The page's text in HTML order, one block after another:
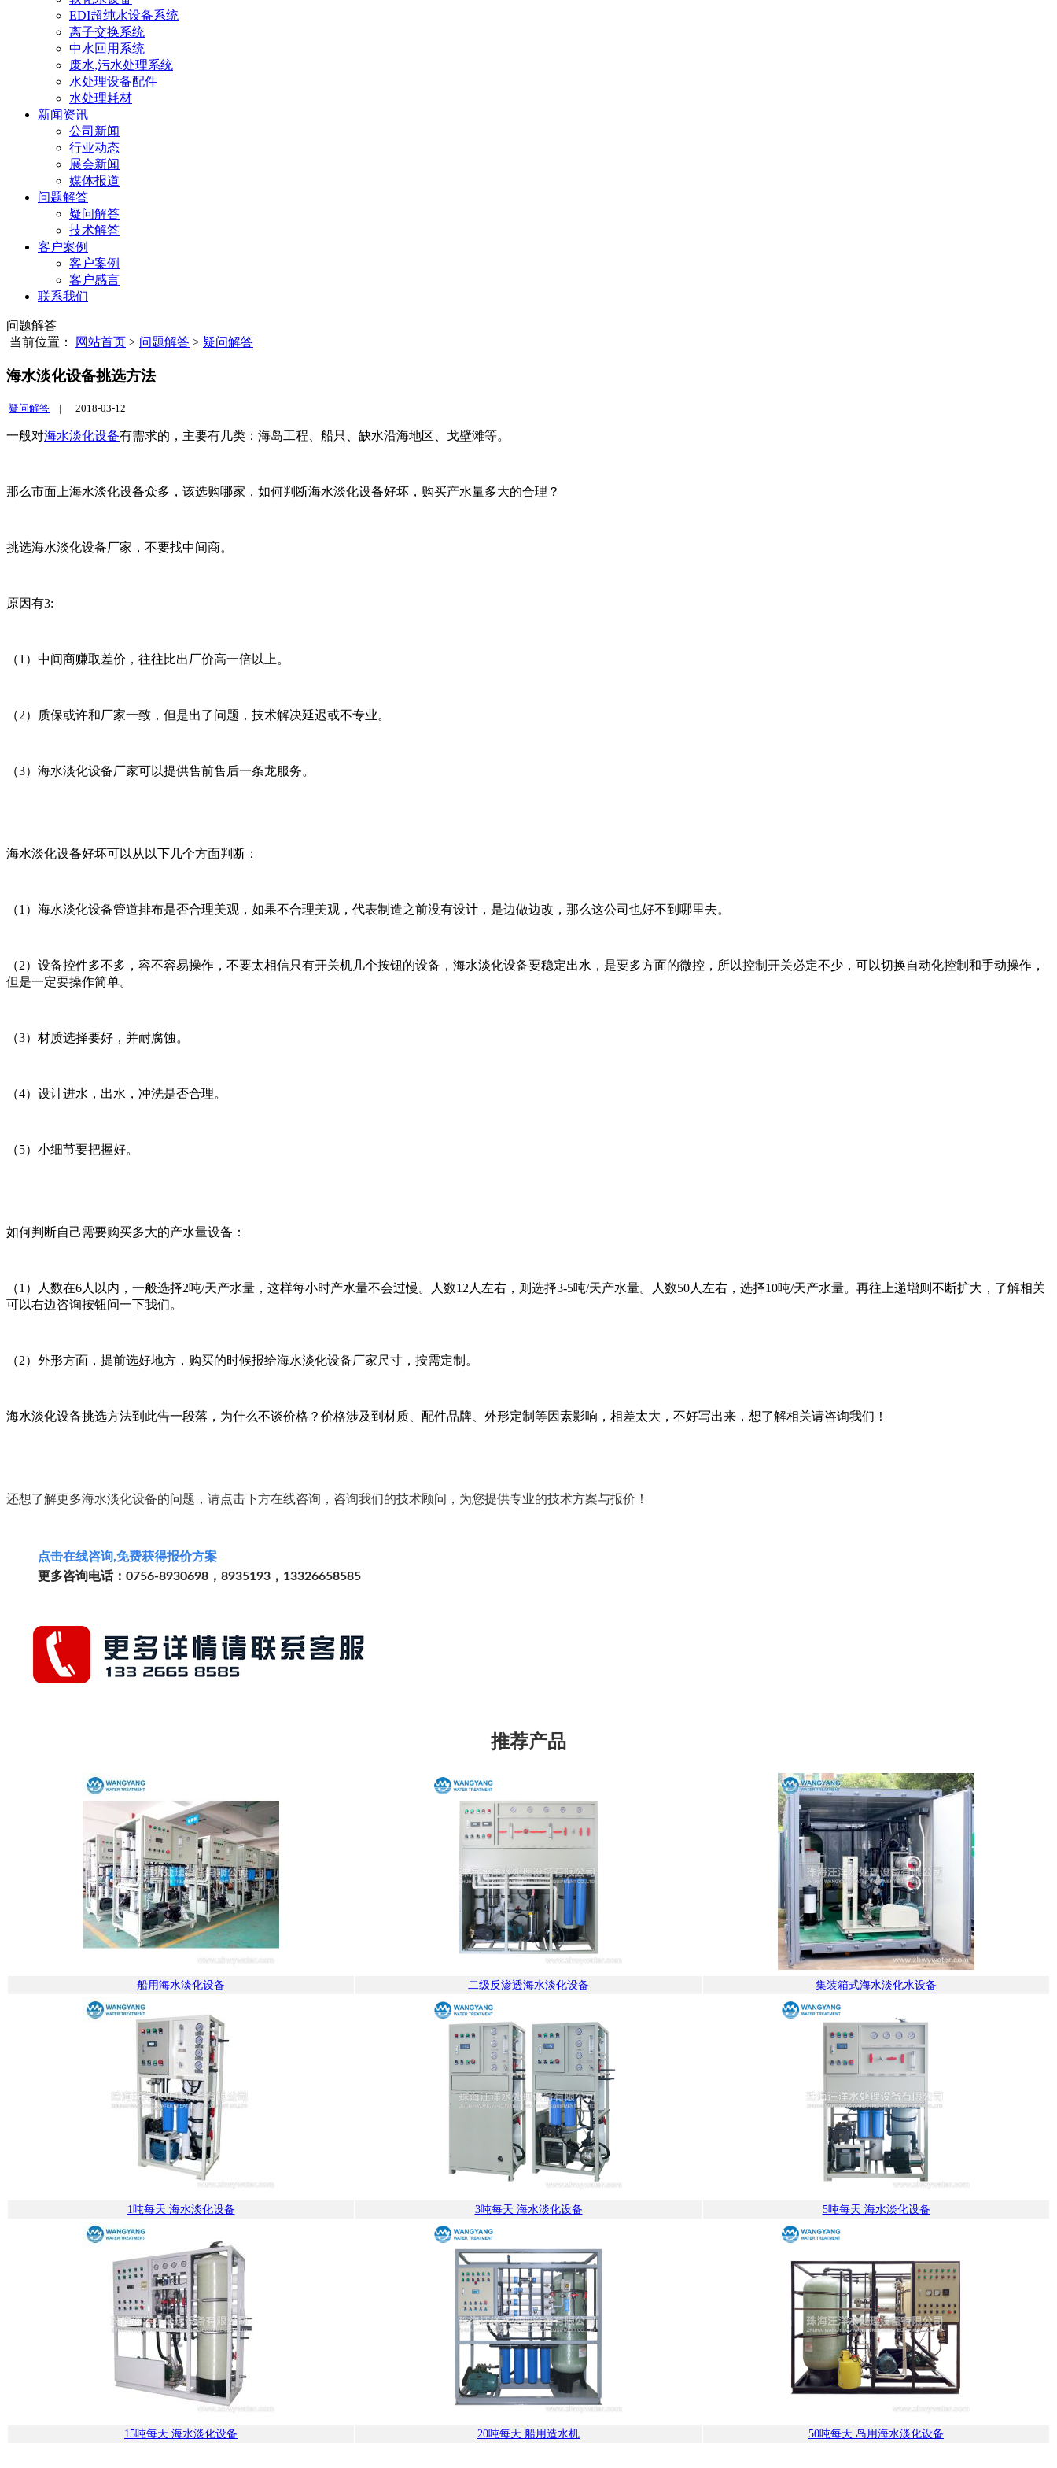
EDI超纯水设备系统
离子交换系统
中水回用系统
废水,污水处理系统
水处理设备配件
水处理耗材
新闻资讯
公司新闻
行业动态
展会新闻
媒体报道
问题解答
疑问解答
技术解答
客户案例
客户案例
客户感言
联系我们
问题解答
当前位置：
网站首页 > 问题解答 > 疑问解答
海水淡化设备挑选方法
疑问解答 | 2018-03-12
一般对海水淡化设备有需求的，主要有几类：海岛工程、船只、缺水沿海地区、戈壁滩等。
那么市面上海水淡化设备众多，该选购哪家，如何判断海水淡化设备好坏，购买产水量多大的合理？
挑选海水淡化设备厂家，不要找中间商。
原因有3:
（1）中间商赚取差价，往往比出厂价高一倍以上。
（2）质保或许和厂家一致，但是出了问题，技术解决延迟或不专业。
（3）海水淡化设备厂家可以提供售前售后一条龙服务。
海水淡化设备好坏可以从以下几个方面判断：
（1）海水淡化设备管道排布是否合理美观，如果不合理美观，代表制造之前没有设计，是边做边改，那么这公司也好不到哪里去。
（2）设备控件多不多，容不容易操作，不要太相信只有开关机几个按钮的设备，海水淡化设备要稳定出水，是要多方面的微控，所以控制开关必定不少，可以切换自动化控制和手动操作，
但是一定要操作简单。
（3）材质选择要好，并耐腐蚀。
（4）设计进水，出水，冲洗是否合理。
（5）小细节要把握好。
如何判断自己需要购买多大的产水量设备：
（1）人数在6人以内，一般选择2吨/天产水量，这样每小时产水量不会过慢。人数12人左右，则选择3-5吨/天产水量。人数50人左右，选择10吨/天产水量。再往上递增则不断扩大，了解相关
可以右边咨询按钮问一下我们。
（2）外形方面，提前选好地方，购买的时候报给海水淡化设备厂家尺寸，按需定制。
海水淡化设备挑选方法到此告一段落，为什么不谈价格？价格涉及到材质、配件品牌、外形定制等因素影响，相差太大，不好写出来，想了解相关请咨询我们！
还想了解更多海水淡化设备的问题，请点击下方在线咨询，咨询我们的技术顾问，为您提供专业的技术方案与报价！
点击在线咨询,免费获得报价方案
更多咨询电话：0756-8930698，8935193，13326658585
推荐产品
船用海水淡化设备 二级反渗透海水淡化设备 集装箱式海水淡化水设备
1吨每天 海水淡化设备 3吨每天 海水淡化设备 5吨每天 海水淡化设备
15吨每天 海水淡化设备 20吨每天 船用造水机 50吨每天 岛用海水淡化设备